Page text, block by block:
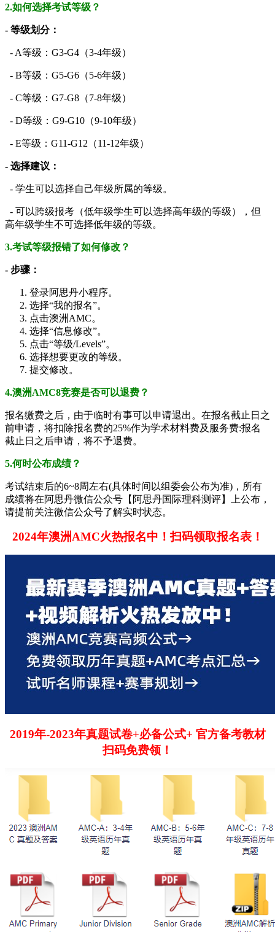
2.如何选择考试等级？
- 等级划分：
- A等级：G3-G4（3-4年级）
- B等级：G5-G6（5-6年级）
- C等级：G7-G8（7-8年级）
- D等级：G9-G10（9-10年级）
- E等级：G11-G12（11-12年级）
- 选择建议：
- 学生可以选择自己年级所属的等级。
- 可以跨级报考（低年级学生可以选择高年级的等级），但
高年级学生不可选择低年级的等级。
3.考试等级报错了如何修改？
- 步骤：
登录阿思丹小程序。
选择“我的报名”。
点击澳洲AMC。
选择“信息修改”。
点击“等级/Levels”。
选择想要更改的等级。
提交修改。
4.澳洲AMC8竞赛是否可以退费？
报名缴费之后，由于临时有事可以申请退出。在报名截止日之
前申请，将扣除报名费的25%作为学术材料费及服务费:报名
截止日之后申请，将不予退费。
5.何时公布成绩？
考试结束后的6~8周左右(具体时间以组委会公布为准)，所有
成绩将在阿思丹微信公众号【阿思丹国际理科测评】上公布，
请提前关注微信公众号了解实时状态。
2024年澳洲AMC火热报名中！扫码领取报名表！
2019年-2023年真题试卷+必备公式+ 官方备考教材
扫码免费领！